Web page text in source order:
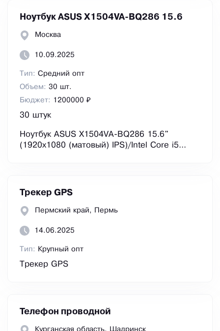
Ноутбук ASUS X1504VA-BQ286 15.6
Москва
10.09.2025
Тип: Средний опт
Объем: 30 шт.
Бюджет:
1200000 ₽
30 штук
Ноутбук ASUS X1504VA-BQ286 15.6"
(1920x1080 (матовый) IPS)/Intel Core i5...
Трекер GPS
Пермский край, Пермь
14.06.2025
Тип: Крупный опт
Трекер GPS
Телефон проводной